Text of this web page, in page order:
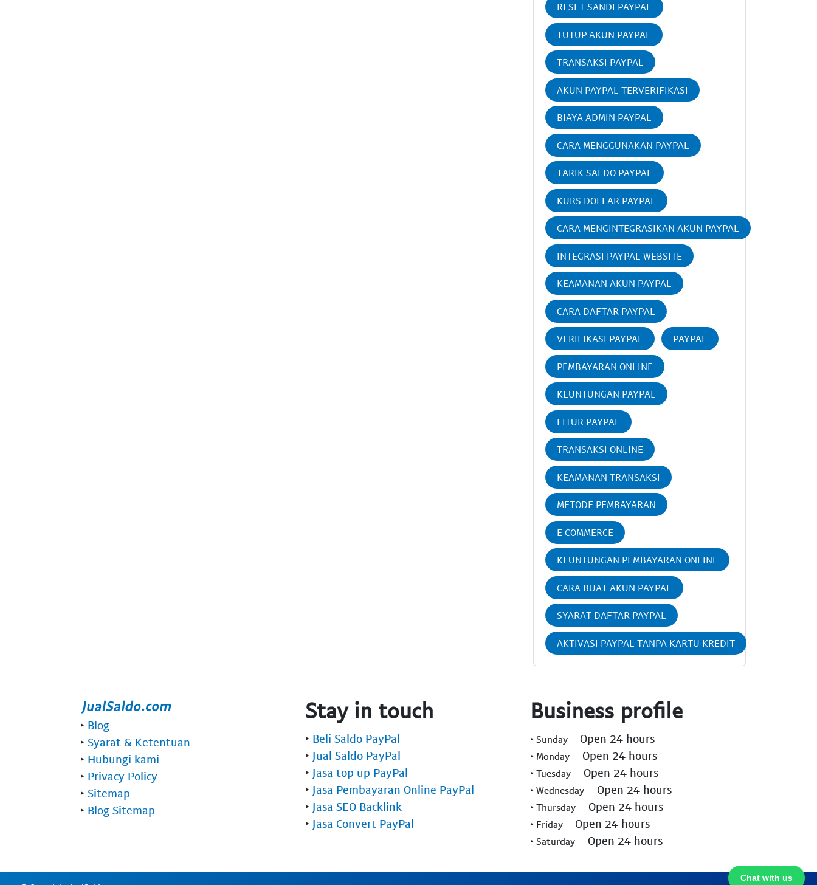
RESET SANDI PAYPAL
TUTUP AKUN PAYPAL
TRANSAKSI PAYPAL
AKUN PAYPAL TERVERIFIKASI
BIAYA ADMIN PAYPAL
CARA MENGGUNAKAN PAYPAL
TARIK SALDO PAYPAL
KURS DOLLAR PAYPAL
CARA MENGINTEGRASIKAN AKUN PAYPAL
INTEGRASI PAYPAL WEBSITE
KEAMANAN AKUN PAYPAL
CARA DAFTAR PAYPAL
VERIFIKASI PAYPAL PAYPAL
PEMBAYARAN ONLINE
KEUNTUNGAN PAYPAL
FITUR PAYPAL
TRANSAKSI ONLINE
KEAMANAN TRANSAKSI
METODE PEMBAYARAN
E COMMERCE
KEUNTUNGAN PEMBAYARAN ONLINE
CARA BUAT AKUN PAYPAL
SYARAT DAFTAR PAYPAL
AKTIVASI PAYPAL TANPA KARTU KREDIT
Chat with us
‣ Blog
‣ Syarat & Ketentuan
‣ Hubungi kami
‣ Privacy Policy
‣ Sitemap
‣ Blog Sitemap
Stay in touch
‣ Beli Saldo PayPal
‣ Jual Saldo PayPal
‣ Jasa top up PayPal
‣ Jasa Pembayaran Online PayPal
‣ Jasa SEO Backlink
‣ Jasa Convert PayPal
Business profile
‣ Sunday - Open 24 hours
‣ Monday - Open 24 hours
‣ Tuesday - Open 24 hours
‣ Wednesday - Open 24 hours
‣ Thursday - Open 24 hours
‣ Friday - Open 24 hours
‣ Saturday - Open 24 hours